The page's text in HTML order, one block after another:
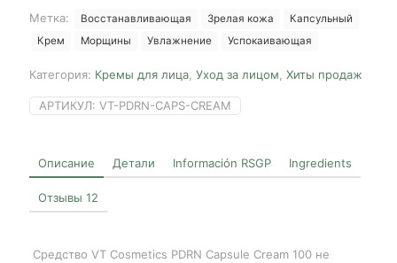
Описание Детали Información RSGP Ingredients
Отзывы 12
Средство VT Cosmetics PDRN Capsule Cream 100 не
100,
50ml
Метка: Восстанавливающая Зрелая кожа
Капсульный
Крем
Морщины Увлажнение Успокаивающая
Категория: Кремы для лица Уход за лицом Хиты продаж
АРТИКУЛ: VT-PDRN-CAPS-CREAM